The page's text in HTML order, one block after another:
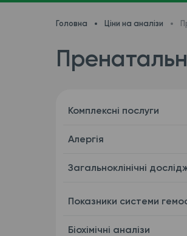
Головна Ціни на аналізи
Комплексні послуги
Алергія
Загальноклінічні
Показники системи
Біохімічні аналізи